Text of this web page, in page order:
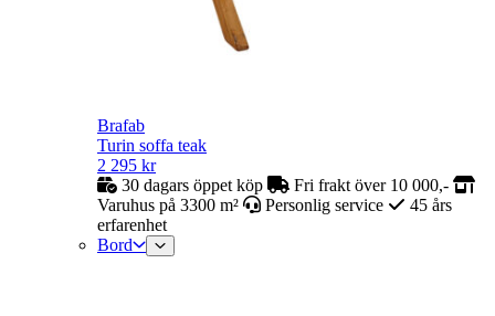
Brafab
Turin soffa teak
2 295 kr
30 dagars öppet köp
Fri frakt över 10 000,-
Varuhus på 3300 m²
Personlig service
45 års
erfarenhet
Bord